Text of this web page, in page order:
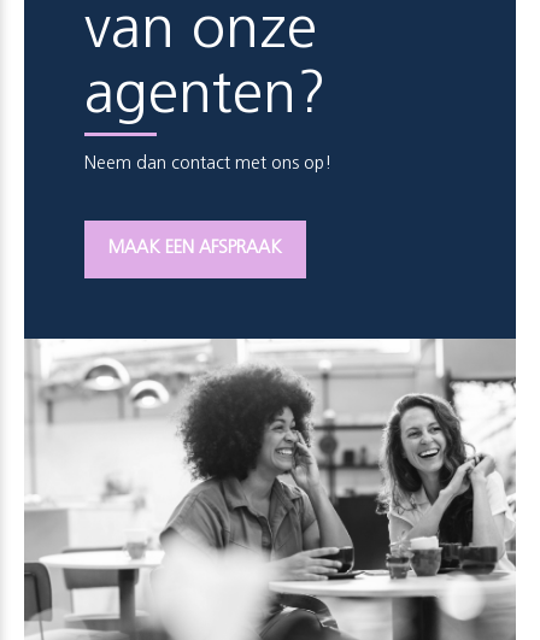
van onze
agenten?
Neem dan contact met ons op!
MAAK EEN AFSPRAAK